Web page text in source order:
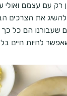
עם עצמם ואולי
את הצרכים
שעבורנו הם כל כך
לחיות חיים